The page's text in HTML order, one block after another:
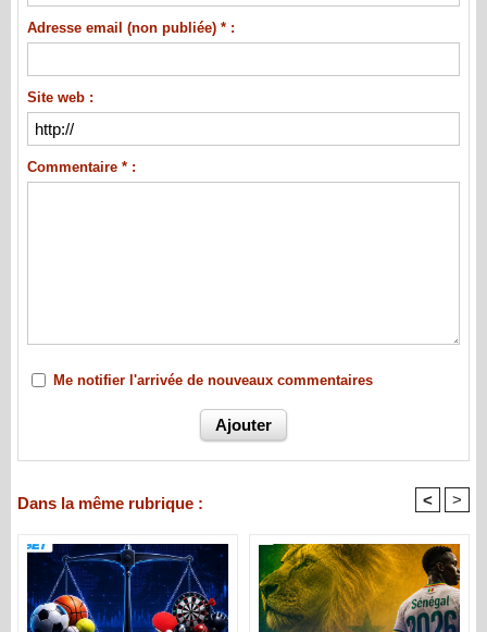
Adresse email (non publiée) * :
Site web :
Commentaire * :
Me notifier l'arrivée de nouveaux commentaires
Dans la même rubrique : < >